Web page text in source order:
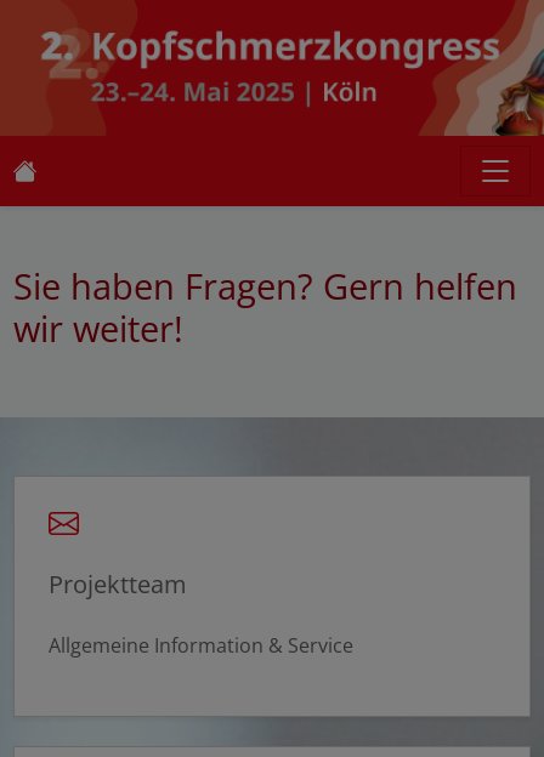
Sie haben Fragen? Gern helfen
wir weiter!
Projektteam
Allgemeine Information & Service